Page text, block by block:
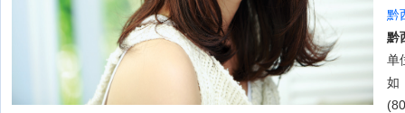
黔
黔
单
如